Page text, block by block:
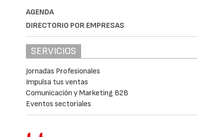
AGENDA
DIRECTORIO POR EMPRESAS
SERVICIOS
Jornadas Profesionales
Impulsa tus ventas
Comunicación y Marketing B2B
Eventos sectoriales